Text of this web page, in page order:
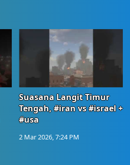
Suasana Langit Timur
Tengah, #iran vs #israel +
#usa
2 Mar 2026, 7:24 PM